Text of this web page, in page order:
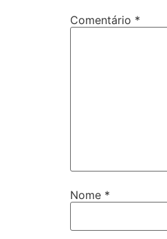
Comentário *
Nome *